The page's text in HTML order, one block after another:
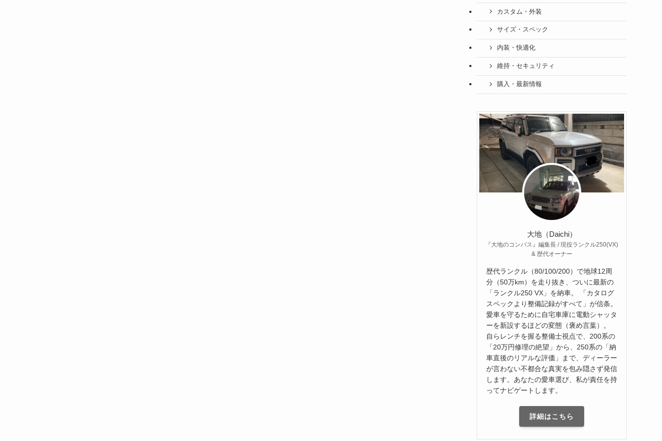
カスタム・外装
サイズ・スペック
内装・快適化
維持・セキュリティ
購入・最新情報
大地（Daichi）
『大地のコンパス』編集長 / 現役ランクル250(VX)
& 歴代オーナー
歴代ランクル（80/100/200）で地球12周
分（50万km）を走り抜き、ついに最新の
「ランクル250 VX」を納車。 「カタログ
スペックより整備記録がすべて」が信条。
愛車を守るために自宅車庫に電動シャッタ
ーを新設するほどの変態（褒め言葉）。
自らレンチを握る整備士視点で、200系の
「20万円修理の絶望」から、250系の「納
車直後のリアルな評価」まで、ディーラー
が言わない不都合な真実を包み隠さず発信
します。あなたの愛車選び、私が責任を持
ってナビゲートします。
詳細はこちら